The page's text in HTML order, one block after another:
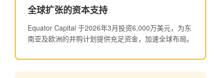
全球扩张的资本支持
Equator Capital 于2026年3月投资6,000万美元，为东
南亚及欧洲的并购计划提供充足资金，加速全球布局。